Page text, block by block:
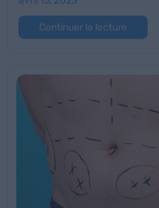
Continuer la lecture